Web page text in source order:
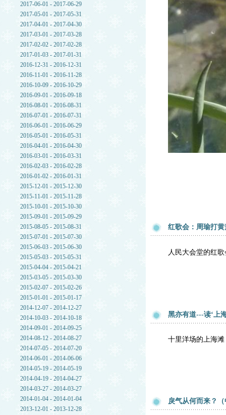
2017-06-01 - 2017-06-29
2017-05-01 - 2017-05-31
2017-04-01 - 2017-04-30
2017-03-01 - 2017-03-28
2017-02-02 - 2017-02-28
2017-01-03 - 2017-01-31
2016-12-31 - 2016-12-31
2016-11-01 - 2016-11-28
2016-10-09 - 2016-10-29
2016-09-01 - 2016-09-18
2016-08-01 - 2016-08-31
2016-07-01 - 2016-07-31
2016-06-01 - 2016-06-29
2016-05-01 - 2016-05-31
2016-04-01 - 2016-04-30
2016-03-01 - 2016-03-31
2016-02-03 - 2016-02-28
2016-01-02 - 2016-01-31
2015-12-01 - 2015-12-30
2015-11-01 - 2015-11-28
2015-10-01 - 2015-10-30
2015-09-01 - 2015-09-29
2015-08-05 - 2015-08-31
2015-07-01 - 2015-07-30
2015-06-03 - 2015-06-30
2015-05-03 - 2015-05-31
2015-04-04 - 2015-04-21
2015-03-05 - 2015-03-30
2015-02-07 - 2015-02-26
2015-01-01 - 2015-01-17
2014-12-07 - 2014-12-27
2014-10-03 - 2014-10-18
2014-09-01 - 2014-09-25
2014-08-12 - 2014-08-27
2014-07-05 - 2014-07-20
2014-06-01 - 2014-06-06
2014-05-19 - 2014-05-19
2014-04-19 - 2014-04-27
2014-03-27 - 2014-03-27
2014-01-04 - 2014-01-04
2013-12-01 - 2013-12-28
红歌会：周瑜打
人民大会堂的红
黑亦有道---读‘上
十里洋场的上海
戾气从何而来？